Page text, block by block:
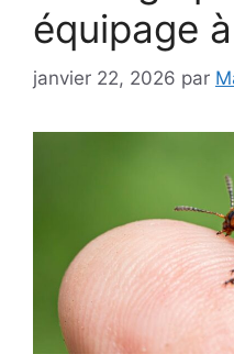
équipage
janvier 22, 2026 par